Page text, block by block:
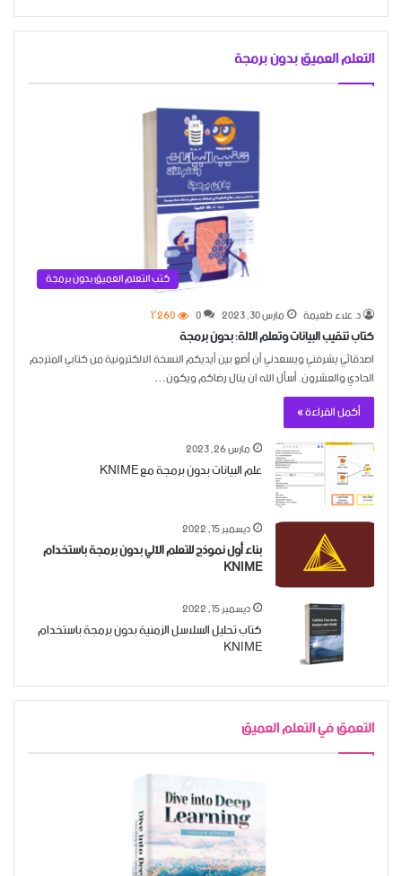
التعلم العميق بدون برمجة
كتب التعلم العميق بدون برمجة
د. علاء طعيمة
مارس 30, 2023 0 1٬260
كتاب تنقيب البيانات وتعلم الآلة: بدون برمجة
اصدقائي يشرفني ويسعدني أن أضع بين أيديكم النسخة الالكترونية من كتابي المترجم
الحادي والعشرون. أسأل الله ان ينال رضاكم ويكون…
أكمل القراءة »
مارس 26, 2023
علم البيانات بدون برمجة مع KNIME
ديسمبر 15, 2022
بناء أول نموذج للتعلم الآلي بدون برمجة باستخدام
KNIME
ديسمبر 15, 2022
كتاب تحليل السلاسل الزمنية بدون برمجة باستخدام
KNIME
التعمق في التعلم العميق